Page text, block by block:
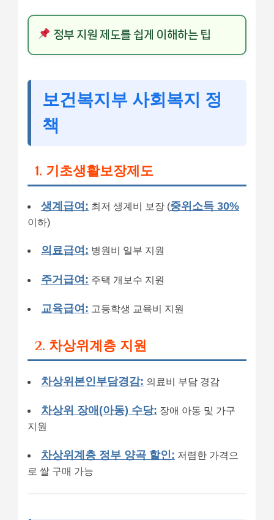
정부 지원 제도를 쉽게 이해하는 팁
보건복지부 사회복지 정
책
1. 기초생활보장제도
생계급여: 최저 생계비 보장 (중위소득 30%
이하)
의료급여: 병원비 일부 지원
주거급여: 주택 개보수 지원
교육급여: 고등학생 교육비 지원
2. 차상위계층 지원
차상위본인부담경감: 의료비 부담 경감
차상위 장애(아동) 수당: 장애 아동 및 가구
지원
차상위계층 정부 양곡 할인: 저렴한 가격으
로 쌀 구매 가능